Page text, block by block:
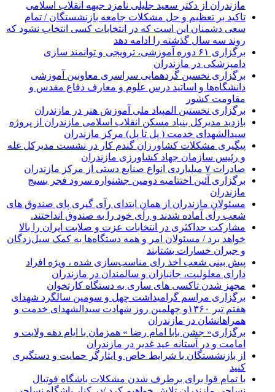
مازندران از دکتر سعید جلیلی نامزد جبهه انقلاب اسلامی
تاکید بر تعظیم و حل مشکلات جامعه بازنشستگان / تمام
سعی دشمنان این است که در انتخابات کسی انتخاب نشود که
روند سه سال گذشته را ادامه دهد
برگزاری ۶۱ دوره آموزشی، ترویجی و توانمند سازی
دامپزشکی در مازندران
برگزاری نخسین گردهمایی سراسری معاونین آموزشی
دانشگاه‌ها و اساتید درس علوم و معارف دفاع مقدس و
مقاومت کشور
برگزاری نخستین المپیاد ملی آموزش هنر در مازندران
بازدید مدیرکل بنیاد مسکن انقلاب اسلامی مازندران از پروژه
سیدالشهدای خدمت ( پل تا پل) مرکز مازندران
پیگیری مشکلات کشاورزان گندم کار در نشست مدیرکل غله
و رئیس سازمان جهاد کشاورزی مازندران
صادرات ۷ میلیاردی انواع صنایع دستی از مرکز مازندران
برگزاری آئین اختتامیه دومین جشنواره سرود فجر بسیج
مازندران
مسئولان مازندران از همان ابتدای رآی گیری پای صندوق های
شعب رآی آماده شدند و رآی خود را به صندوق انداختند.
مشارکت حداکثری در انتخابات عزت و صلابت ایران را بالا
خواهد برد / مسئولان امر و همه دستگاه‌ها به کمک سیل‌زدگان
و جبران خسارات بشتابند
پیش بینی شعب اخذ رای مناسب‌سازی شده ، ویژه افراد
دارای معلولیت، جانبازان و سالمندان در مازندران
مجهز شدن تاکسی های ساری به دستگاه کارتخوان
برگزاری مراسم گرامیداشت چهل و سومین سالگرد شهدای
هفتم تیر ۱۳۶۰و چهلمین روز شهادت سیدالشهدای خدمت و
همراهانشان در مازندران
برگزاری« جشن بابا امام رضا » همزمان با ایام دهه ولایت و
امامت و در آستانه عید غدیر در مازندران
از بازنشستگان با شرایط خاص و ایثارگر حمایت و دستگیری
کنید
با تمام قوا برای برطرف شدن مشکلات باشگاه فوتبال